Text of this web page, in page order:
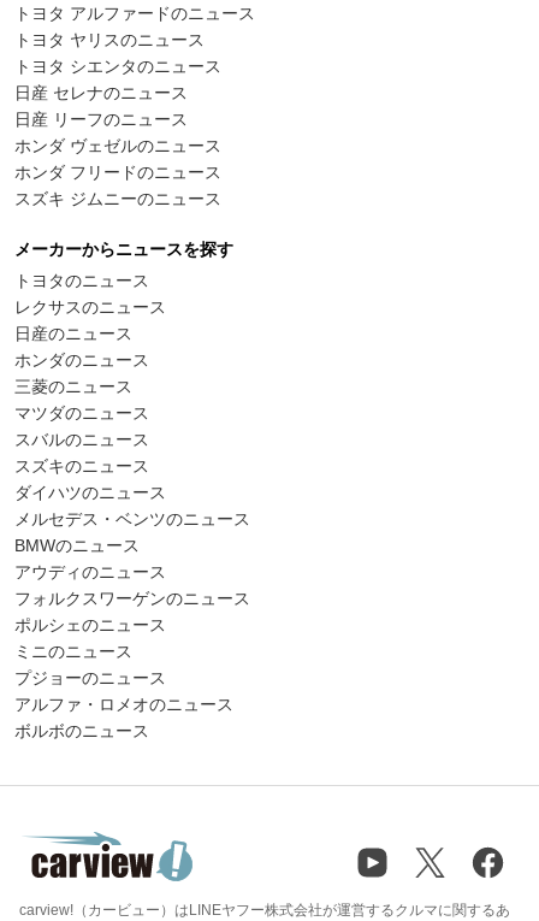
トヨタ アルファードのニュース
トヨタ ヤリスのニュース
トヨタ シエンタのニュース
日産 セレナのニュース
日産 リーフのニュース
ホンダ ヴェゼルのニュース
ホンダ フリードのニュース
スズキ ジムニーのニュース
メーカーからニュースを探す
トヨタのニュース
レクサスのニュース
日産のニュース
ホンダのニュース
三菱のニュース
マツダのニュース
スバルのニュース
スズキのニュース
ダイハツのニュース
メルセデス・ベンツのニュース
BMWのニュース
アウディのニュース
フォルクスワーゲンのニュース
ポルシェのニュース
ミニのニュース
プジョーのニュース
アルファ・ロメオのニュース
ボルボのニュース
carview!（カービュー）はLINEヤフー株式会社が運営するクルマに関するあ